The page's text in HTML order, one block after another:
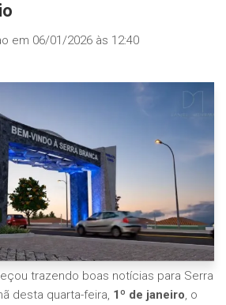
em 06/01/2026 às 12:40
trazendo boas notícias para Serra
desta quarta-feira, 1º de janeiro, o